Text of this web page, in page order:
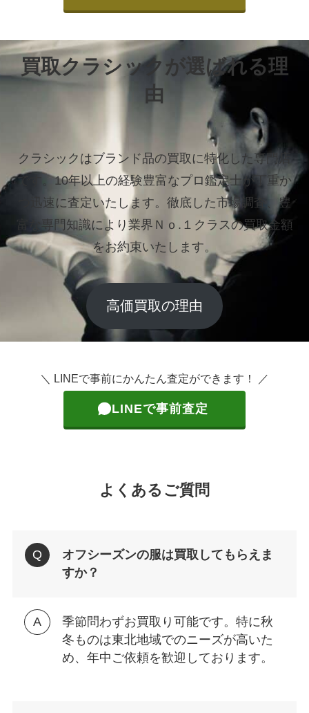
買取クラシックが選ばれる理
由
クラシックはブランド品の買取に特化した専門店
です。10年以上の経験豊富なプロ鑑定士が丁重か
つ迅速に査定いたします。 徹底した市場調査、豊
富な専門知識により業界Ｎｏ.１クラスの買取金額
をお約束いたします。
高価買取の理由
＼ LINEで事前にかんたん査定ができます！ ／
LINEで事前査定
よくあるご質問
オフシーズンの服は買取してもらえま
すか？
季節問わずお買取り可能です。特に秋
冬ものは東北地域でのニーズが高いた
め、年中ご依頼を歓迎しております。